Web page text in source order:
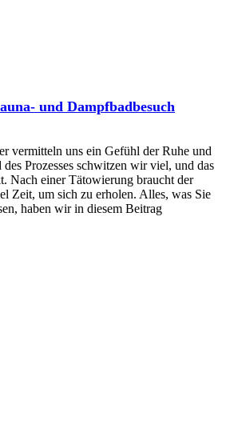
und Dampfbadbesuch
vermitteln uns ein Gefühl der Ruhe und
Prozesses schwitzen wir viel, und das
Nach einer Tätowierung braucht der
Zeit, um sich zu erholen. Alles, was Sie
haben wir in diesem Beitrag